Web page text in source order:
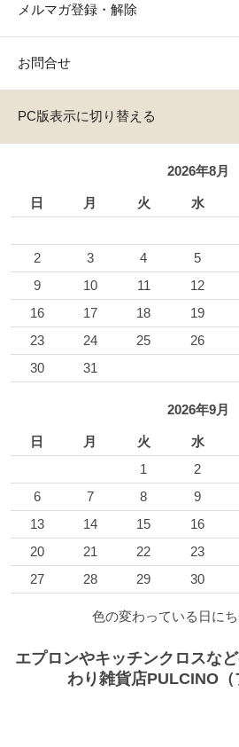
メルマガ登録・解除
お問合せ
PC版表示に切り替える
2026年8月
日 月 火 水
2
3 4 5
9
10 11 12
16
17 18 19
23
24 25 26
30
31
2026年9月
日 月 火 水
1
2
6
7 8 9
13
14 15 16
20
21 22 23
27
28 29 30
色の変わっている日に
エプロンやキッチンクロスな
わり雑貨店PULCINO（